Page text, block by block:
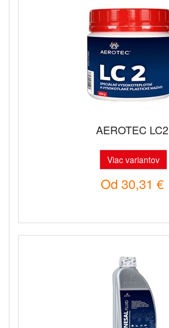
AEROTEC LC2
Viac variantov
Od 30,31 €